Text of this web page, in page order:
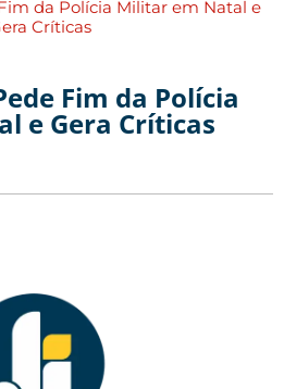
Fim da Polícia
e Gera Críticas